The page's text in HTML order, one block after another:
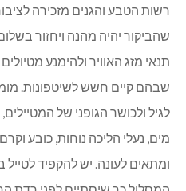
רשות הטבע והגנים מזכירה
שהביקור יהיה מהנה ויחזור
תנאי מזג האוויר ולהימנע
שבהם קיים חשש לשיטפונות.
לגיל ולכושר הגופני של
מים, נעלי הליכה נוחות, כובע
ומתאים לעונה. יש להקפיד